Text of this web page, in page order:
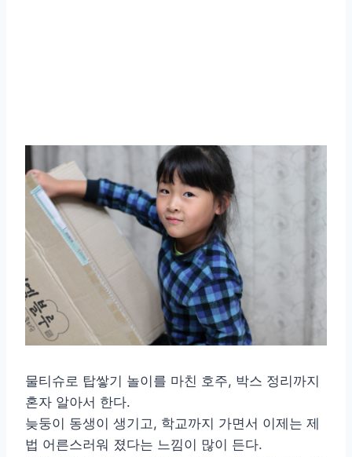
물티슈로 탑쌓기 놀이를 마친 호주, 박스 정리까지
혼자 알아서 한다.
늦둥이 동생이 생기고, 학교까지 가면서 이제는 제
법 어른스러워 졌다는 느낌이 많이 든다.